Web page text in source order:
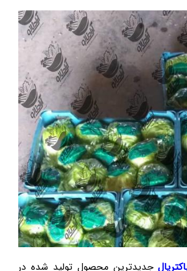
جدیدترین محصول تولید شده در